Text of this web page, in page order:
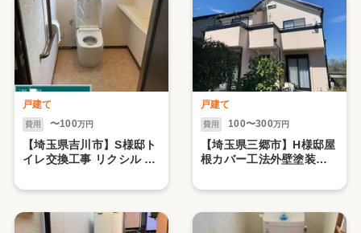
戸建て
費用 〜100万円
【埼玉県吉川市】S様邸ト
イレ交換工事 リクシル サ
戸建て
費用 100〜300万円
【埼玉県三郷市】H様邸屋
根カバー工法外壁塗装工